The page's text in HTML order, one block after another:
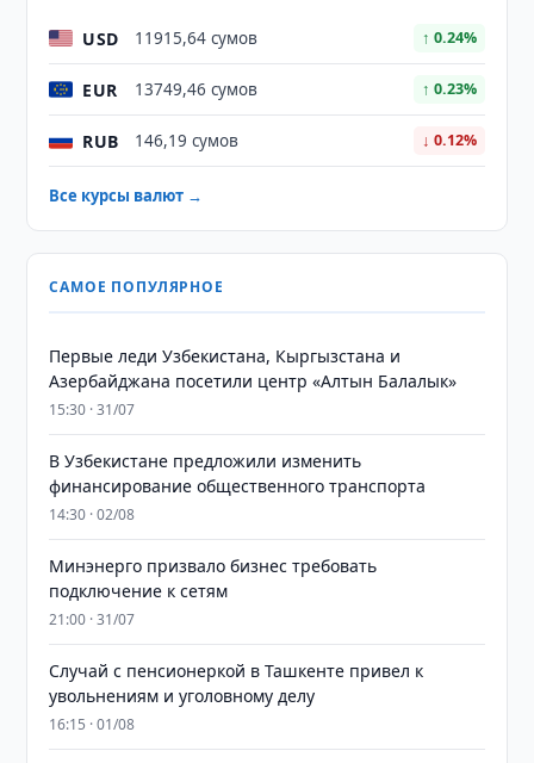
USD 11915,64 сумов ↑ 0.24%
EUR 13749,46 сумов ↑ 0.23%
RUB 146,19 сумов ↓ 0.12%
Все курсы валют →
САМОЕ ПОПУЛЯРНОЕ
Первые леди Узбекистана, Кыргызстана и
Азербайджана посетили центр «Алтын Балалык»
15:30 · 31/07
В Узбекистане предложили изменить
финансирование общественного транспорта
14:30 · 02/08
Минэнерго призвало бизнес требовать
подключение к сетям
21:00 · 31/07
Случай с пенсионеркой в Ташкенте привел к
увольнениям и уголовному делу
16:15 · 01/08